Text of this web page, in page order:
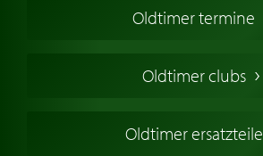
Oldtimers in Europa
Englische Oldtimer
Deutsche Oldtimer
Oldtimer termine
Oldtimer clubs
Oldtimer ersatzteile